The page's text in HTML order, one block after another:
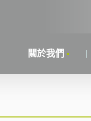
關於我們